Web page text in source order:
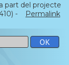
part del projecte
-
Permalink